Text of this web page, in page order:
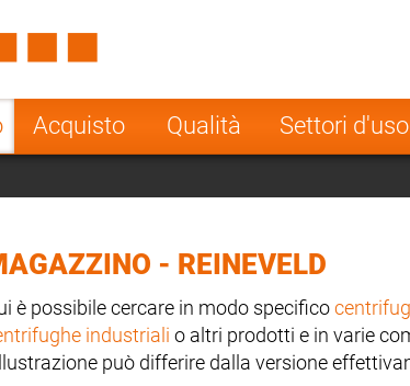
Acquisto Qualità Settori d'uso
Poland
- REINEVELD
è possibile cercare in modo specifico
industriali o altri prodotti e in varie
può differire dalla versione